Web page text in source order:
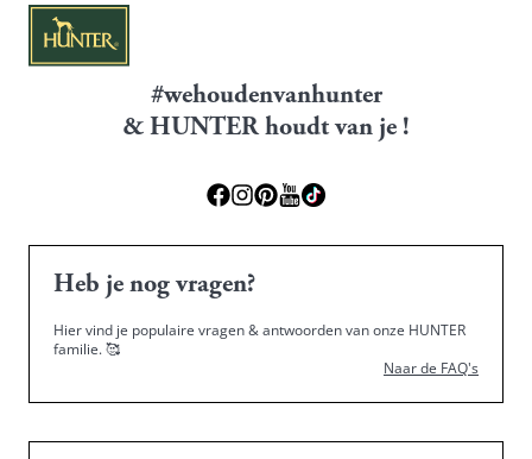
#wehoudenvanhunter
& HUNTER houdt van je !
Heb je nog vragen?
Hier vind je populaire vragen & antwoorden van onze HUNTER
familie.🥰
Naar de FAQ's